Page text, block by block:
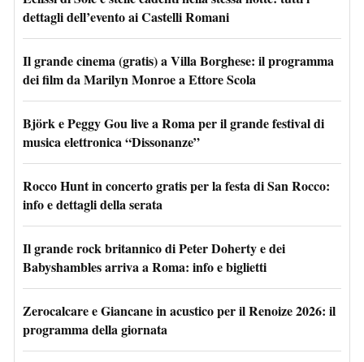
dettagli dell’evento ai Castelli Romani
Il grande cinema (gratis) a Villa Borghese: il programma
dei film da Marilyn Monroe a Ettore Scola
Björk e Peggy Gou live a Roma per il grande festival di
musica elettronica “Dissonanze”
Rocco Hunt in concerto gratis per la festa di San Rocco:
info e dettagli della serata
Il grande rock britannico di Peter Doherty e dei
Babyshambles arriva a Roma: info e biglietti
Zerocalcare e Giancane in acustico per il Renoize 2026: il
programma della giornata